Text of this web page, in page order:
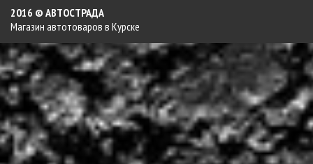
2016 © АВТОСТРАДА
Магазин автотоваров в Курске